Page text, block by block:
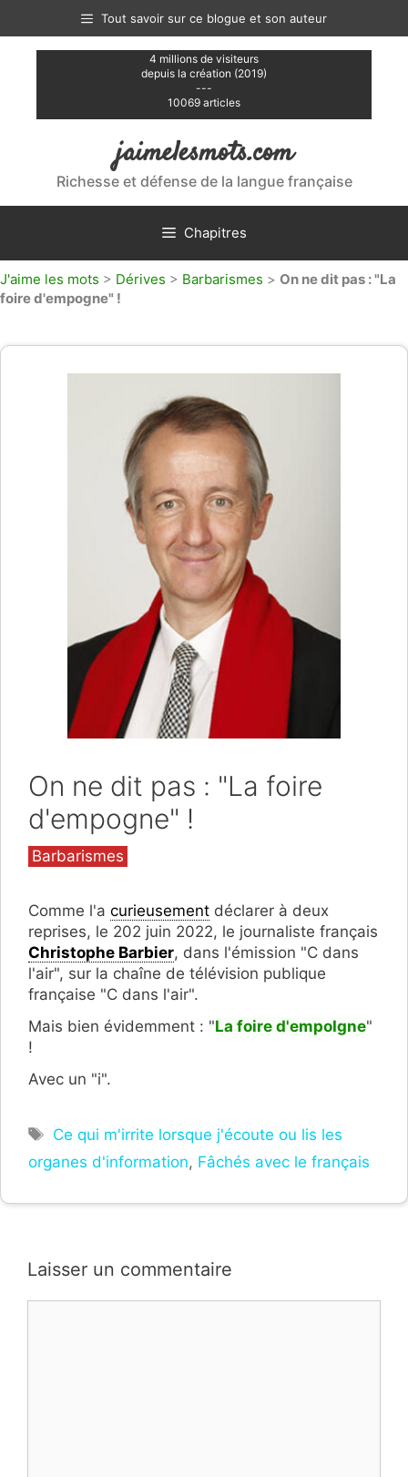
contenu
Tout savoir sur ce blogue et son auteur
4 millions de visiteurs
depuis la création (2019)
---
10069 articles
jaimelesmots.com
Richesse et défense de la langue française
Chapitres
J'aime les mots > Dérives > Barbarismes > On ne dit pas : "La
foire d'empogne" !
On ne dit pas : "La foire
d'empogne" !
Catégories
Barbarismes
Comme l'a curieusement déclarer à deux
reprises, le 202 juin 2022, le journaliste français
Christophe Barbier, dans l'émission "C dans
l'air", sur la chaîne de télévision publique
française "C dans l'air".
Mais bien évidemment : "La foire d'empoIgne"
!
Avec un "i".
Étiquettes
Ce qui m'irrite lorsque j'écoute ou lis les
organes d'information, Fâchés avec le français
Laisser un commentaire